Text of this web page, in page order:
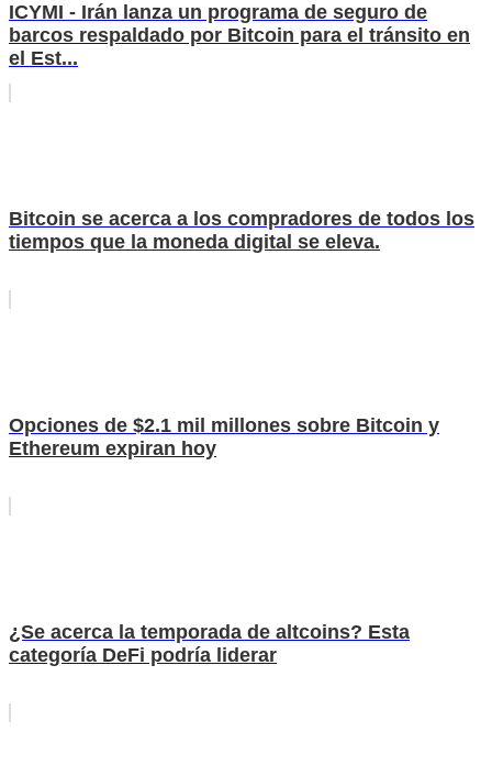
ICYMI - Irán lanza un programa de seguro de
barcos respaldado por Bitcoin para el tránsito en
el Est...
Bitcoin se acerca a los compradores de todos los
tiempos que la moneda digital se eleva.
Opciones de $2.1 mil millones sobre Bitcoin y
Ethereum expiran hoy
¿Se acerca la temporada de altcoins? Esta
categoría DeFi podría liderar